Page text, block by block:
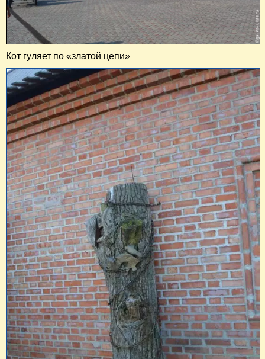
Кот гуляет по «златой цепи»